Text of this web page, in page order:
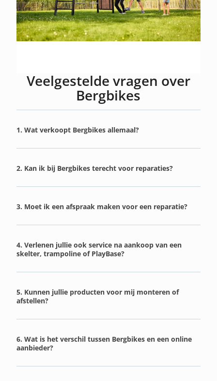
Veelgestelde vragen over
Bergbikes
1. Wat verkoopt Bergbikes allemaal?
2. Kan ik bij Bergbikes terecht voor reparaties?
3. Moet ik een afspraak maken voor een reparatie?
4. Verlenen jullie ook service na aankoop van een
skelter, trampoline of PlayBase?
5. Kunnen jullie producten voor mij monteren of
afstellen?
6. Wat is het verschil tussen Bergbikes en een online
aanbieder?